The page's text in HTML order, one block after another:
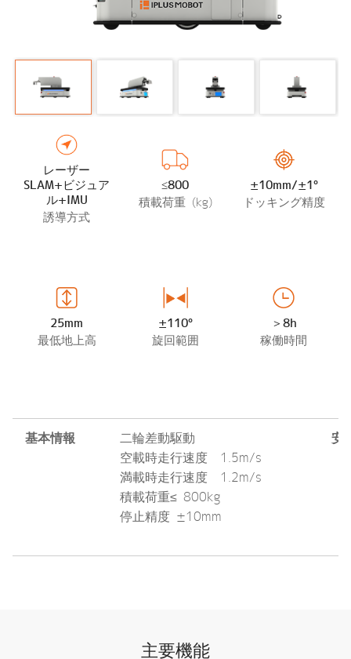
レーザー
SLAM+ビジュア
ル+IMU
誘導方式
≤800
積載荷重 (kg)
±10mm/±1°
ドッキング精度
25mm
最低地上高
±110°
旋回範囲
＞8h
稼働時間
基本情報
二輪差動駆動
空載時走行速度 1.5m/s
満載時走行速度 1.2m/s
積載荷重≤ 800kg
停止精度 ±10mm
安
主要機能